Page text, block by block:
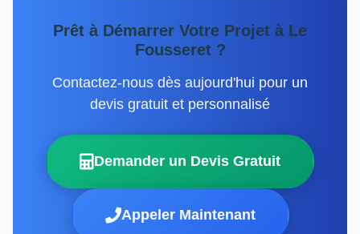
Prêt à Démarrer Votre Projet à Le
Fousseret ?
Contactez-nous dès aujourd'hui pour un
devis gratuit et personnalisé
Demander un Devis Gratuit
Appeler Maintenant